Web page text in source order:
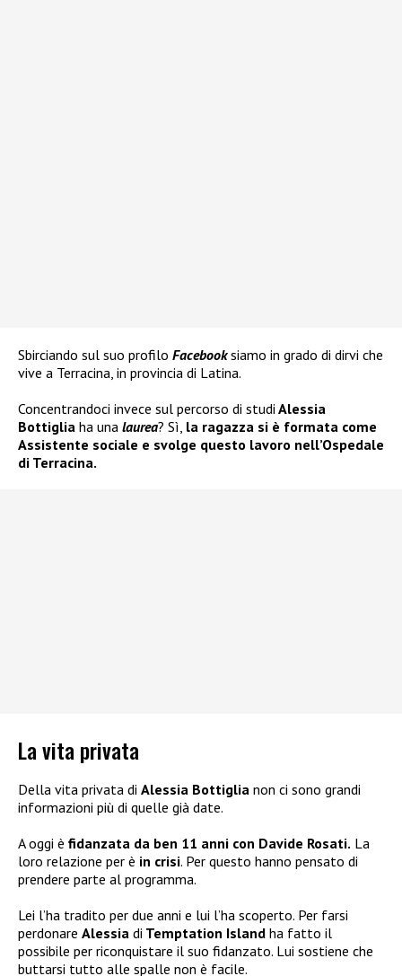
Sbirciando sul suo profilo Facebooksiamo in grado di dirvi che
vive a Terracina, in provincia di Latina.
Concentrandoci invece sul percorso di studi Alessia
Bottiglia ha una laurea? Sì, la ragazza si è formata come
Assistente sociale e svolge questo lavoro nell’Ospedale
di Terracina.
La vita privata
Della vita privata di Alessia Bottiglia non ci sono grandi
informazioni più di quelle già date.
A oggi è fidanzata da ben 11 anni con Davide Rosati. La
loro relazione per è in crisi. Per questo hanno pensato di
prendere parte al programma.
Lei l’ha tradito per due anni e lui l’ha scoperto. Per farsi
perdonare Alessia di Temptation Island ha fatto il
possibile per riconquistare il suo fidanzato. Lui sostiene che
buttarsi tutto alle spalle non è facile.